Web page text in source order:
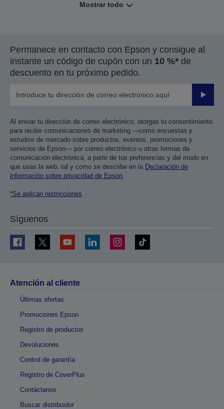
Mostrar todo
Permanece en contacto con Epson y consigue al
instante un código de cupón con un 10 %* de
descuento en tu próximo pedido.
Enviar
Al enviar tu dirección de correo electrónico, otorgas tu consentimiento
para recibir comunicaciones de marketing —como encuestas y
estudios de mercado sobre productos, eventos, promociones y
servicios de Epson— por correo electrónico u otras formas de
comunicación electrónica, a partir de tus preferencias y del modo en
que usas la web, tal y como se describe en la Declaración de
información sobre privacidad de Epson.
*Se aplican restricciones
Síguenos
Atención al cliente
Últimas ofertas
Promociones Epson
Registro de productos
Devoluciones
Control de garantía
Registro de CoverPlus
Contáctanos
Buscar distribuidor